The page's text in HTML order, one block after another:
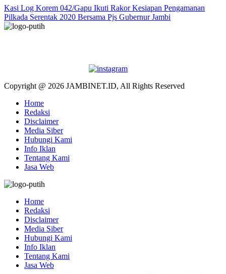
Kasi Log Korem 042/Gapu Ikuti Rakor Kesiapan Pengamanan
Pilkada Serentak 2020 Bersama Pjs Gubernur Jambi
Copyright @ 2026 JAMBINET.ID, All Rights Reserved
Home
Redaksi
Disclaimer
Media Siber
Hubungi Kami
Info Iklan
Tentang Kami
Jasa Web
Home
Redaksi
Disclaimer
Media Siber
Hubungi Kami
Info Iklan
Tentang Kami
Jasa Web